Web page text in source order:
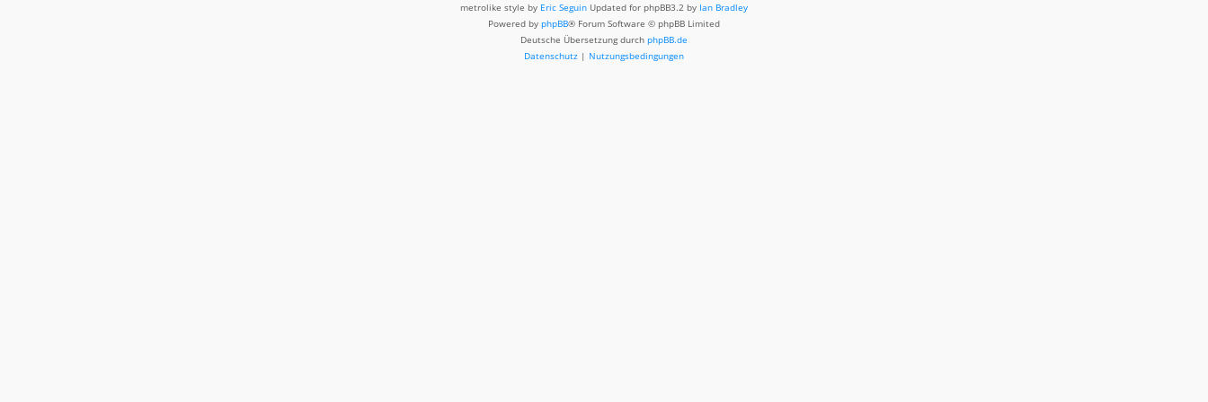
metrolike style by Eric Seguin Updated for phpBB3.2 by Ian Bradley
Powered by phpBB® Forum Software © phpBB Limited
Deutsche Übersetzung durch phpBB.de
Datenschutz | Nutzungsbedingungen